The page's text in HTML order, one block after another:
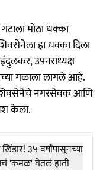
मोठा धक्का
हा धक्का दिला
उपनराध्यक्ष
गळाला लागले आहे.
शिवसेनेचे नगरसेवक आणि
केला.